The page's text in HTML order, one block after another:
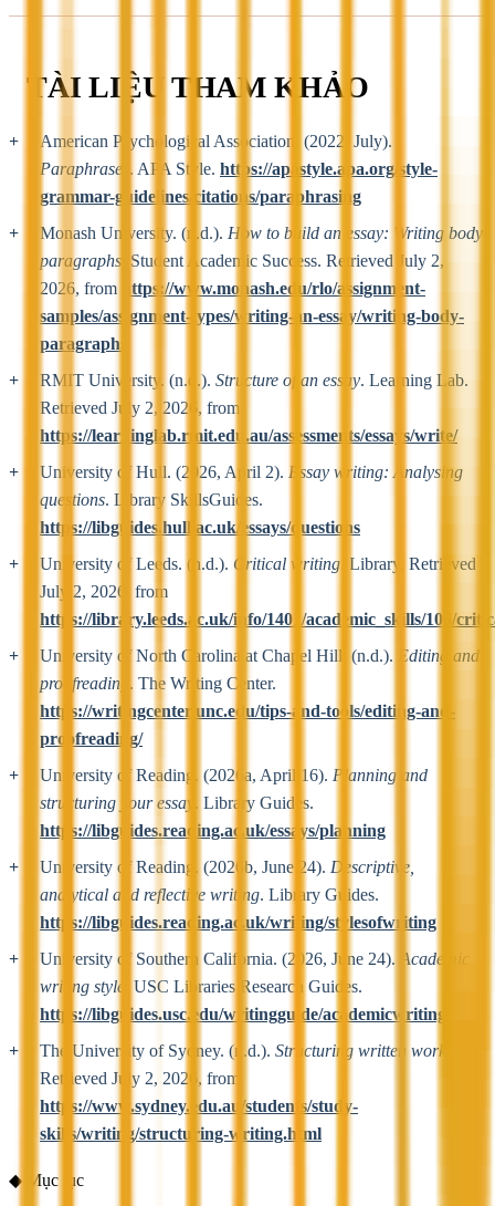
TÀI LIỆU THAM KHẢO
American Psychological Association. (2022, July).
Paraphrases . APA Style. https://apastyle.apa.org/style-
grammar-guidelines/citations/paraphrasing
Monash University. (n.d.). How to build an essay: Writing body
paragraphs . Student Academic Success. Retrieved July 2,
2026, from
https://www.monash.edu/rlo/assignment-
samples/assignment-types/writing-an-essay/writing-body-
paragraphs
RMIT University. (n.d.). Structure of an essay. Learning Lab.
Retrieved July 2, 2026, from
https://learninglab.rmit.edu.au/assessments/essays/write/
University of Hull. (2026, April 2). Essay writing: Analysing
questions. Library SkillsGuides.
https://libguides.hull.ac.uk/essays/questions
University of Leeds. (n.d.). Critical writing . Library. Retrieved
July 2, 2026, from
https://library.leeds.ac.uk/info/1401/academic_skills/105/
University of North Carolina at Chapel Hill. (n.d.).
Editing and
proofreading . The Writing Center.
https://writingcenter.unc.edu/tips-and-tools/editing-and-
proofreading/
University of Reading. (2026a, April 16). Planning and
structuring your essay . Library Guides.
https://libguides.reading.ac.uk/essays/planning
University of Reading. (2026b, June 24). Descriptive,
analytical and reflective writing. Library Guides.
https://libguides.reading.ac.uk/writing/stylesofwriting
University of Southern California. (2026, June 24). Academic
writing style
. USC Libraries Research Guides.
https://libguides.usc.edu/writingguide/academicwriting
The University of Sydney. (n.d.). Structuring written work
Retrieved July 2, 2026, from
https://www.sydney.edu.au/students/study-
skills/writing/structuring-writing.html
◆ Mục lục